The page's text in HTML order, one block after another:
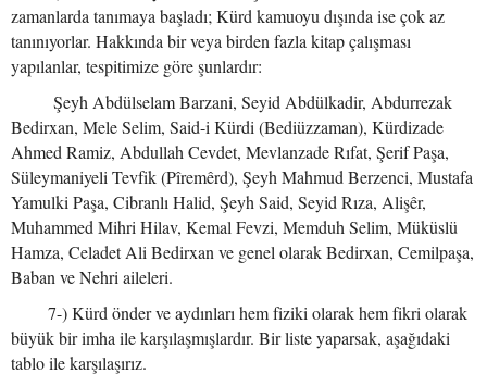
zamanlarda tanımaya başladı; Kürd kamuoyu dışında ise çok az
tanınıyorlar. Hakkında bir veya birden fazla kitap çalışması
yapılanlar, tespitimize göre şunlardır:
Şeyh Abdülselam Barzani, Seyid Abdülkadir, Abdurrezak
Bedirxan, Mele Selim, Said-i Kürdi (Bediüzzaman), Kürdizade
Ahmed Ramiz, Abdullah Cevdet, Mevlanzade Rıfat, Şerif Paşa,
Süleymaniyeli Tevfik (Pîremêrd), Şeyh Mahmud Berzenci, Mustafa
Yamulki Paşa, Cibranlı Halid, Şeyh Said, Seyid Rıza, Alişêr,
Muhammed Mihri Hilav, Kemal Fevzi, Memduh Selim, Müküslü
Hamza, Celadet Ali Bedirxan ve genel olarak Bedirxan, Cemilpaşa,
Baban ve Nehri aileleri.
7-) Kürd önder ve aydınları hem fiziki olarak hem fikri olarak
büyük bir imha ile karşılaşmışlardır. Bir liste yaparsak, aşağıdaki
tablo ile karşılaşırız.